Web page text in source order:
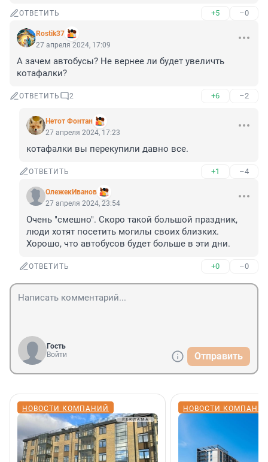
ОТВЕТИТЬ +5 –0
Rostik37
27 апреля 2024, 17:09
А зачем автобусы? Не вернее ли будет увеличть
котафалки?
ОТВЕТИТЬ 2 +6 –2
Нетот Фонтан
27 апреля 2024, 17:23
котафалки вы перекупили давно все.
ОТВЕТИТЬ +1 –4
ОлежекИванов
27 апреля 2024, 23:54
Очень "смешно". Скоро такой большой праздник,
люди хотят посетить могилы своих близких.
Хорошо, что автобусов будет больше в эти дни.
ОТВЕТИТЬ +0 –0
Гость
Войти
Отправить
НОВОСТИ КОМПАНИЙ НОВОСТИ